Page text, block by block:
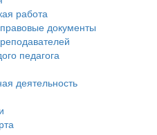
работа
документы
педагога
деятельность